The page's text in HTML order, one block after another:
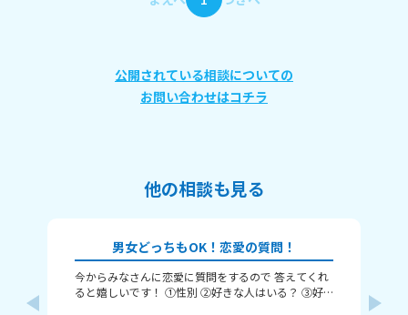
公開されている相談についての
お問い合わせはコチラ
他の相談も見る
男女どっちもOK！恋愛の質問！
今からみなさんに恋愛に質問をするので 答えてくれ
ると嬉しいです！ ①性別 ②好きな人はいる？ ③好